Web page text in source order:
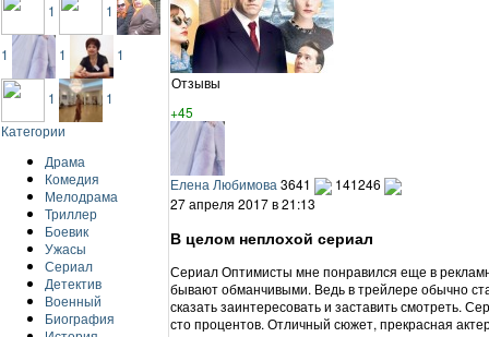
1 1
1 1 1
1
1
Категории
Драма
Комедия
Мелодрама
Триллер
Боевик
Ужасы
Сериал
Детектив
Военный
Биография
Отзывы
+45
Елена Любимова 3641
141246
27 апреля 2017 в 21:13
В целом неплохой сериал
Сериал Оптимисты мне понравился еще в
бывают обманчивыми. Ведь в трейлере обычно
сказать заинтересовать и заставить смотреть.
сто процентов. Отличный сюжет, прекрасная